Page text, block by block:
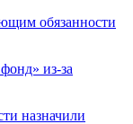
обязанности
из‑за
назначили